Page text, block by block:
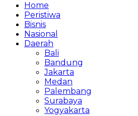
Home
Peristiwa
Bisnis
Nasional
Daerah
Bali
Bandung
Jakarta
Medan
Palembang
Surabaya
Yogyakarta